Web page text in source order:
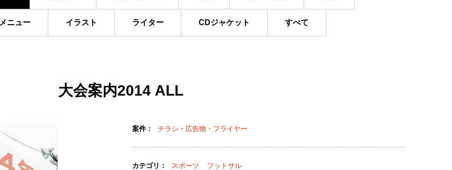
メニュー イラスト ライター CDジャケット すべて
大会案内2014 ALL
案件： チラシ・広告物・フライヤー
カテゴリ： スポーツ フットサル